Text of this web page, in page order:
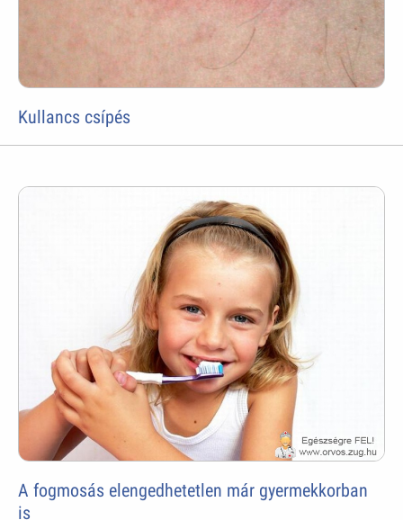
Kullancs csípés
A fogmosás elengedhetetlen már gyermekkorban
is